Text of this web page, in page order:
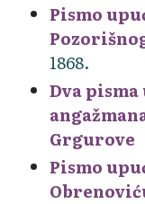
Pismo
1868.
Dva
Grgurove
Pismo